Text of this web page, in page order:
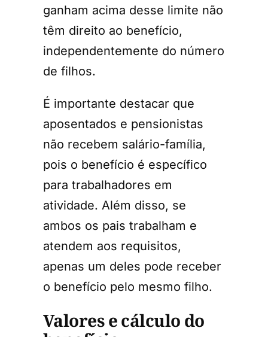
ganham acima desse limite não
têm direito ao benefício,
independentemente do número
de filhos.
É importante destacar que
aposentados e pensionistas
não recebem salário-família,
pois o benefício é específico
para trabalhadores em
atividade. Além disso, se
ambos os pais trabalham e
atendem aos requisitos,
apenas um deles pode receber
o benefício pelo mesmo filho.
Valores e cálculo do